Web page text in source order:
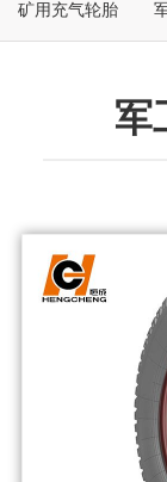
矿用充气轮胎
军